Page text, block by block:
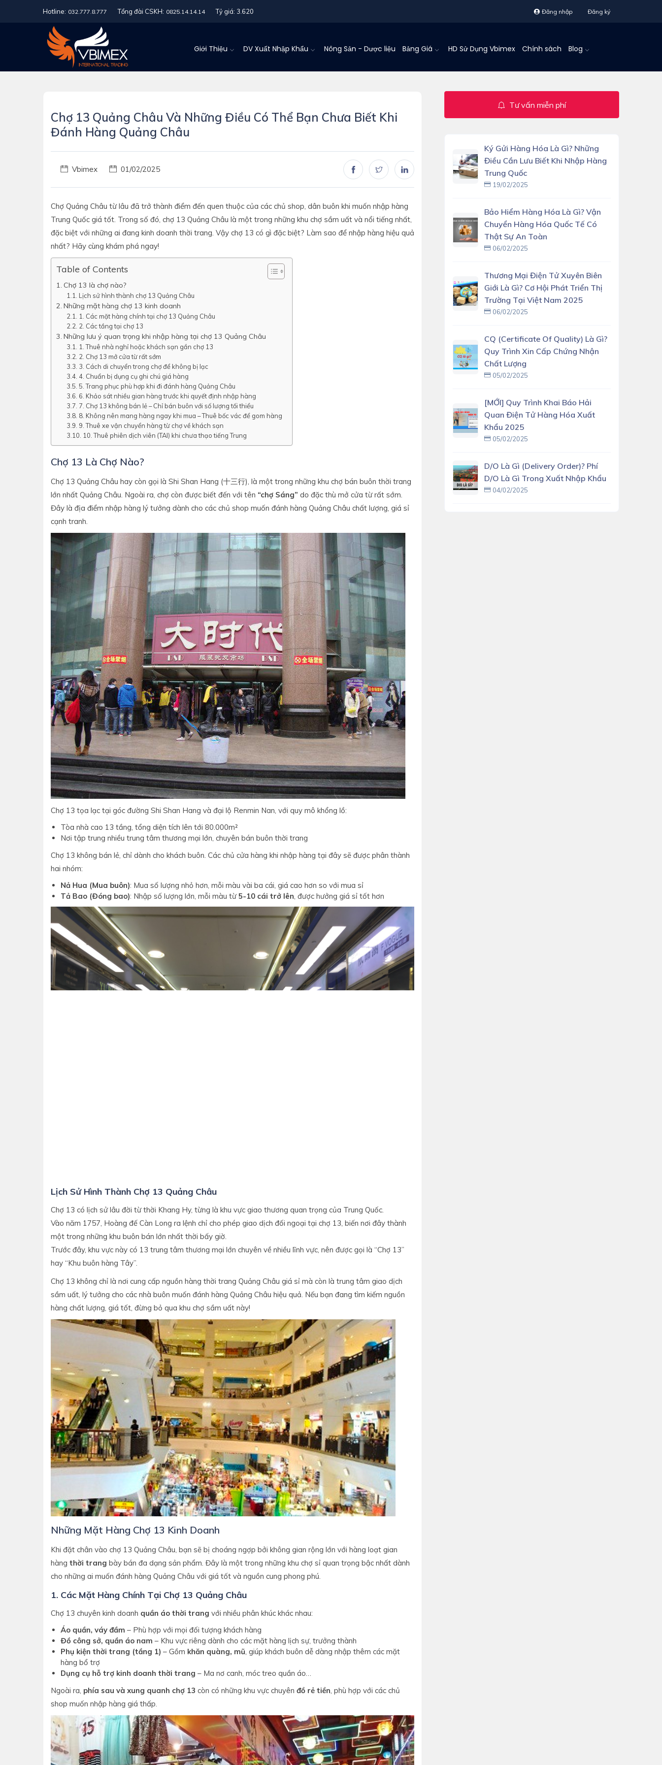
Hotline: 032.777.8.777 Tổng đài CSKH: 0825.14.14.14 Tỷ giá: 3.620 Đăng nhập Đăng ký
Giới Thiệu DV Xuất Nhập Khẩu Nông Sản - Dược liệu Bảng Giá HD Sử Dụng Vbimex Chính sách Blog
Chợ 13 Quảng Châu Và Những Điều Có Thể Bạn Chưa Biết Khi
Đánh Hàng Quảng Châu
Vbimex 01/02/2025
Chợ Quảng Châu từ lâu đã trở thành điểm đến quen thuộc của các chủ shop, dân buôn khi muốn nhập hàng
Trung Quốc giá tốt. Trong số đó, chợ 13 Quảng Châu là một trong những khu chợ sầm uất và nổi tiếng nhất,
đặc biệt với những ai đang kinh doanh thời trang. Vậy chợ 13 có gì đặc biệt? Làm sao để nhập hàng hiệu quả
nhất? Hãy cùng khám phá ngay!
Table of Contents
Chợ 13 là chợ nào?
Lịch sử hình thành chợ 13 Quảng Châu
Những mặt hàng chợ 13 kinh doanh
1. Các mặt hàng chính tại chợ 13 Quảng Châu
2. Các tầng tại chợ 13
Những lưu ý quan trọng khi nhập hàng tại chợ 13 Quảng Châu
1. Thuê nhà nghỉ hoặc khách sạn gần chợ 13
2. Chợ 13 mở cửa từ rất sớm
3. Cách di chuyển trong chợ để không bị lạc
4. Chuẩn bị dụng cụ ghi chú giá hàng
5. Trang phục phù hợp khi đi đánh hàng Quảng Châu
6. Khảo sát nhiều gian hàng trước khi quyết định nhập hàng
7. Chợ 13 không bán lẻ – Chỉ bán buôn với số lượng tối thiểu
8. Không nên mang hàng ngay khi mua – Thuê bốc vác để gom hàng
9. Thuê xe vận chuyển hàng từ chợ về khách sạn
10. Thuê phiên dịch viên (TAI) khi chưa thạo tiếng Trung
Chợ 13 Là Chợ Nào?
Chợ 13 Quảng Châu hay còn gọi là Shi Shan Hang (十三行), là một trong những khu chợ bán buôn thời trang
lớn nhất Quảng Châu. Ngoài ra, chợ còn được biết đến với tên “chợ Sáng” do đặc thù mở cửa từ rất sớm.
Đây là địa điểm nhập hàng lý tưởng dành cho các chủ shop muốn đánh hàng Quảng Châu chất lượng, giá sỉ
cạnh tranh.
Chợ 13 tọa lạc tại góc đường Shi Shan Hang và đại lộ Renmin Nan, với quy mô khổng lồ:
Tòa nhà cao 13 tầng, tổng diện tích lên tới 80.000m²
Nơi tập trung nhiều trung tâm thương mại lớn, chuyên bán buôn thời trang
Chợ 13 không bán lẻ, chỉ dành cho khách buôn. Các chủ cửa hàng khi nhập hàng tại đây sẽ được phân thành
hai nhóm:
Nả Hua (Mua buôn): Mua số lượng nhỏ hơn, mỗi màu vài ba cái, giá cao hơn so với mua sỉ
Tả Bao (Đóng bao): Nhập số lượng lớn, mỗi màu từ5-10 cái trở lên, được hưởng giá sỉ tốt hơn
Lịch Sử Hình Thành Chợ 13 Quảng Châu
Chợ 13 có lịch sử lâu đời từ thời Khang Hy, từng là khu vực giao thương quan trọng của Trung Quốc.
Vào năm 1757, Hoàng đế Càn Long ra lệnh chỉ cho phép giao dịch đối ngoại tại chợ 13, biến nơi đây thành
một trong những khu buôn bán lớn nhất thời bấy giờ.
Trước đây, khu vực này có 13 trung tâm thương mại lớn chuyên về nhiều lĩnh vực, nên được gọi là “Chợ 13”
hay “Khu buôn hàng Tây”.
Chợ 13 không chỉ là nơi cung cấp nguồn hàng thời trang Quảng Châu giá sỉ mà còn là trung tâm giao dịch
sầm uất, lý tưởng cho các nhà buôn muốn đánh hàng Quảng Châu hiệu quả. Nếu bạn đang tìm kiếm nguồn
hàng chất lượng, giá tốt, đừng bỏ qua khu chợ sầm uất này!
Những Mặt Hàng Chợ 13 Kinh Doanh
Khi đặt chân vào chợ 13 Quảng Châu, bạn sẽ bị choáng ngợp bởi không gian rộng lớn với hàng loạt gian
hàng thời trang bày bán đa dạng sản phẩm. Đây là một trong những khu chợ sỉ quan trọng bậc nhất dành
cho những ai muốn đánh hàng Quảng Châu với giá tốt và nguồn cung phong phú.
1. Các Mặt Hàng Chính Tại Chợ 13 Quảng Châu
Chợ 13 chuyên kinh doanh quần áo thời trang với nhiều phân khúc khác nhau:
Áo quần, váy đầm – Phù hợp với mọi đối tượng khách hàng
Đồ công sở, quần áo nam – Khu vực riêng dành cho các mặt hàng lịch sự, trưởng thành
Phụ kiện thời trang (tầng 1) – Gồm khăn quàng, mũ, giúp khách buôn dễ dàng nhập thêm các mặt
hàng bổ trợ
Dụng cụ hỗ trợ kinh doanh thời trang – Ma nơ canh, móc treo quần áo…
Ngoài ra, phía sau và xung quanh chợ 13 còn có những khu vực chuyên đồ rẻ tiền, phù hợp với các chủ
shop muốn nhập hàng giá thấp.
Tư vấn miễn phí
Ký Gửi Hàng Hóa Là Gì? Những
Điều Cần Lưu Biết Khi Nhập Hàng
Trung Quốc
19/02/2025
Bảo Hiểm Hàng Hóa Là Gì? Vận
Chuyển Hàng Hóa Quốc Tế Có
Thật Sự An Toàn
06/02/2025
Thương Mại Điện Tử Xuyên Biên
Giới Là Gì? Cơ Hội Phát Triển Thị
Trường Tại Việt Nam 2025
06/02/2025
CQ (Certificate Of Quality) Là Gì?
Quy Trình Xin Cấp Chứng Nhận
Chất Lượng
05/02/2025
[MỚI] Quy Trình Khai Báo Hải
Quan Điện Tử Hàng Hóa Xuất
Khẩu 2025
05/02/2025
D/O Là Gì (delivery Order)? Phí
D/O Là Gì Trong Xuất Nhập Khẩu
04/02/2025